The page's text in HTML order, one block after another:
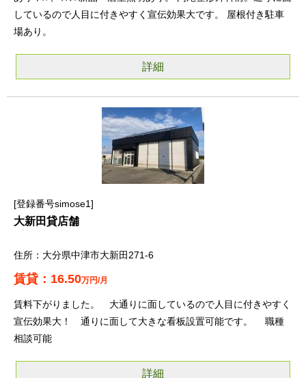
しているので人目に付きやすく宣伝効果大です。 屋根付き駐車
場あり。
詳細
登録番号simose1
大新田貸店舗
大分県中津市大新田271-6
16.50万円/月
賃料下がりました。 大通りに面しているので人目に付きやすく
宣伝効果大！ 通りに面して大きな看板設置可能です。 職種
相談可能
詳細